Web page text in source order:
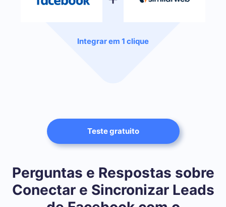
Integrar em 1 clique
Teste gratuito
Perguntas e Respostas sobre
Conectar e Sincronizar Leads